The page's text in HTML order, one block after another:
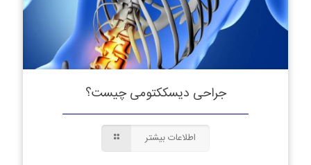
جراحی دیسککتومی چیست؟
اطلاعات بیشتر